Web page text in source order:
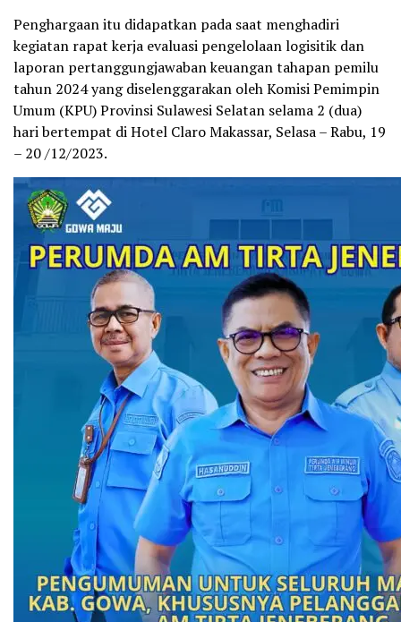
Penghargaan itu didapatkan pada saat menghadiri
kegiatan rapat kerja evaluasi pengelolaan logisitik dan
laporan pertanggungjawaban keuangan tahapan pemilu
tahun 2024 yang diselenggarakan oleh Komisi Pemimpin
Umum (KPU) Provinsi Sulawesi Selatan selama 2 (dua)
hari bertempat di Hotel Claro Makassar, Selasa – Rabu, 19
– 20 /12/2023.